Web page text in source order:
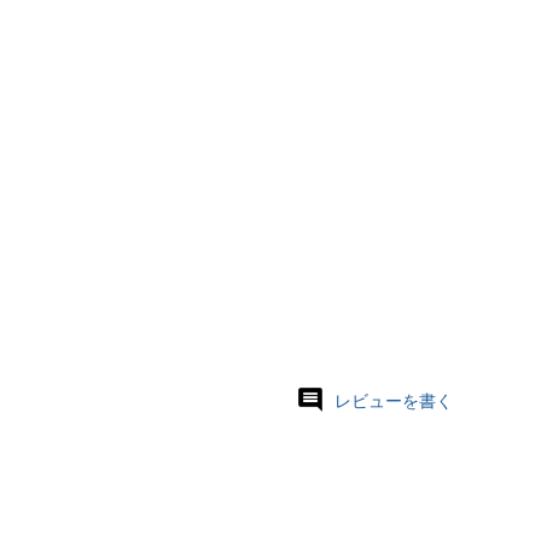
レビューを書く